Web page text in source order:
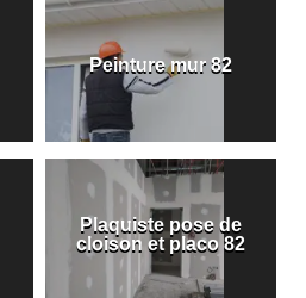
Peinture mur 82
Plaquiste pose de
cloison et placo 82